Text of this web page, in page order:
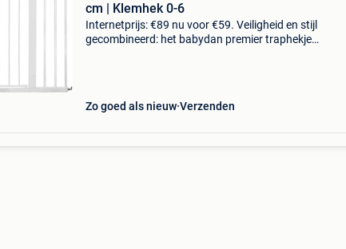
cm | Klemhek 0-6
Internetprijs: €89 nu voor €59. Veiligheid en stijl
gecombineerd: het babydan premier traphekje
Zo goed als nieuw Verzenden